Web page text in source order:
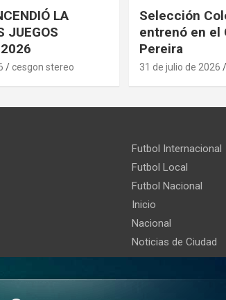
LA
JUEGOS
cesgon stereo
Selección
entrenó en el
Pereira
31 de julio de 2026
Futbol Internacional
Futbol Local
Futbol Nacional
Inicio
Nacional
Noticias de Ciudad